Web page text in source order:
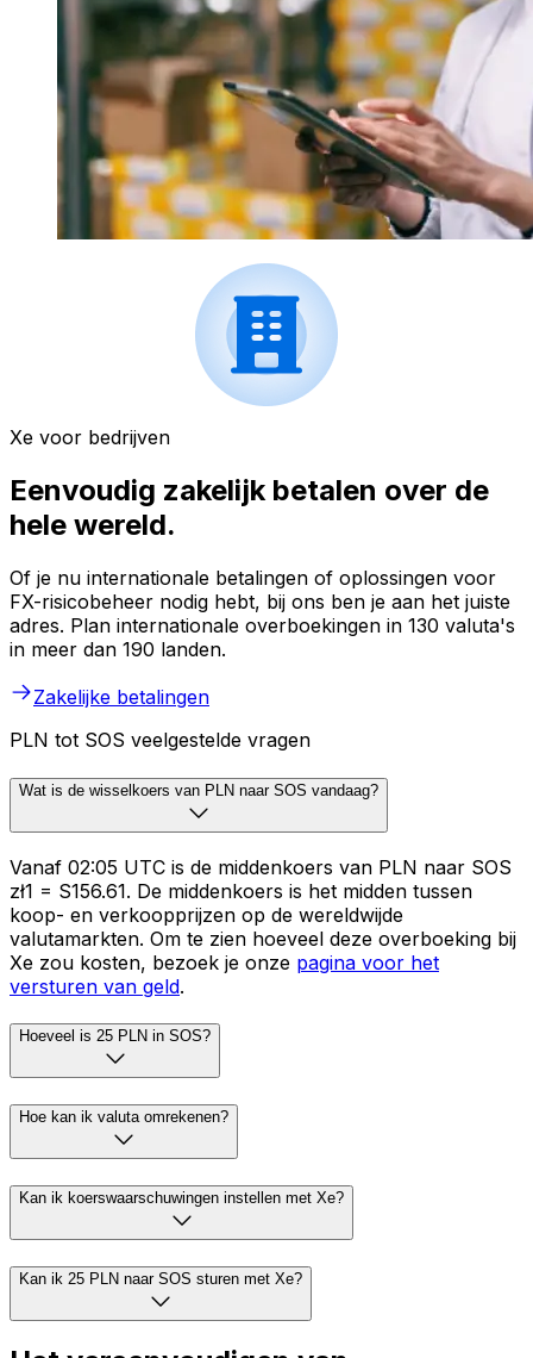
Xe voor bedrijven
Eenvoudig zakelijk betalen over de
hele wereld.
Of je nu internationale betalingen of oplossingen voor
FX-risicobeheer nodig hebt, bij ons ben je aan het juiste
adres. Plan internationale overboekingen in 130 valuta's
in meer dan 190 landen.
Zakelijke betalingen
PLN tot SOS veelgestelde vragen
Wat is de wisselkoers van PLN naar SOS vandaag?
Vanaf 02:05 UTC is de middenkoers van PLN naar SOS
zł1 = S156.61. De middenkoers is het midden tussen
koop- en verkoopprijzen op de wereldwijde
valutamarkten. Om te zien hoeveel deze overboeking bij
Xe zou kosten, bezoek je onze pagina voor het
versturen van geld.
Hoeveel is 25 PLN in SOS?
Hoe kan ik valuta omrekenen?
Kan ik koerswaarschuwingen instellen met Xe?
Kan ik 25 PLN naar SOS sturen met Xe?